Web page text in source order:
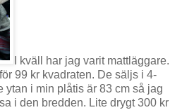
I kväll har jag varit mattläggare.
99 kr kvadraten. De säljs i 4-
ytan i min plåtis är 83 cm så jag
i den bredden. Lite drygt 300 kr